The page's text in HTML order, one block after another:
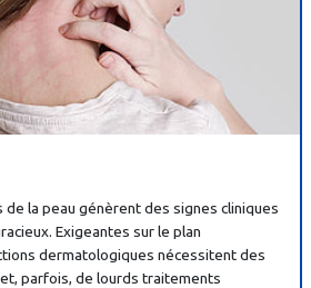
de la peau génèrent des signes cliniques
Exigeantes sur le plan
dermatologiques nécessitent des
parfois, de lourds traitements